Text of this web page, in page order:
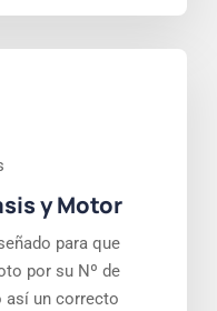
y Motor
para que
por su Nº de
así un correcto